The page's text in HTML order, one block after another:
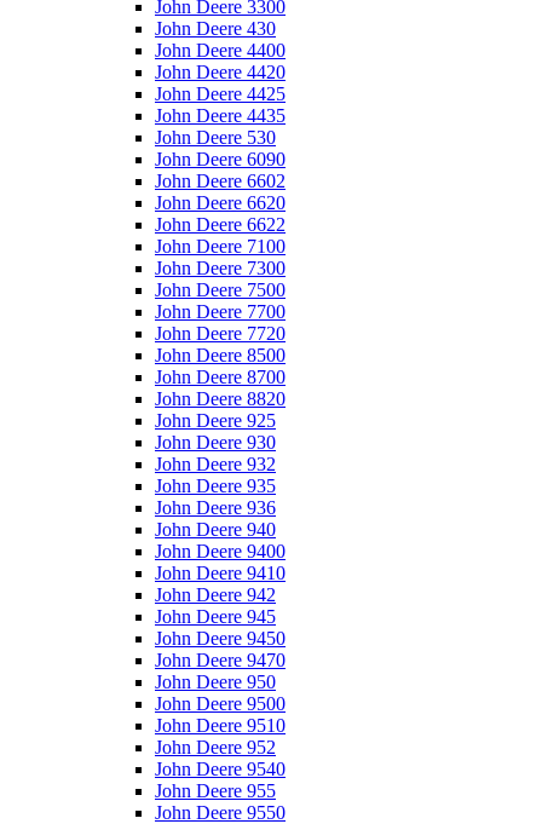
John Deere 3300
John Deere 430
John Deere 4400
John Deere 4420
John Deere 4425
John Deere 4435
John Deere 530
John Deere 6090
John Deere 6602
John Deere 6620
John Deere 6622
John Deere 7100
John Deere 7300
John Deere 7500
John Deere 7700
John Deere 7720
John Deere 8500
John Deere 8700
John Deere 8820
John Deere 925
John Deere 930
John Deere 932
John Deere 935
John Deere 936
John Deere 940
John Deere 9400
John Deere 9410
John Deere 942
John Deere 945
John Deere 9450
John Deere 9470
John Deere 950
John Deere 9500
John Deere 9510
John Deere 952
John Deere 9540
John Deere 955
John Deere 9550